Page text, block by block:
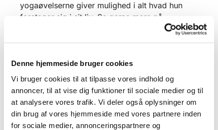
Denne hjemmeside bruger cookies
Vi bruger cookies til at tilpasse vores indhold og
annoncer, til at vise dig funktioner til sociale medier og til
at analysere vores trafik. Vi deler også oplysninger om
din brug af vores hjemmeside med vores partnere inden
for sociale medier, annonceringspartnere og
yogaøvelserne giver mulighed i alt hvad hun
foretager sig i sit liv. Se gerne mere på